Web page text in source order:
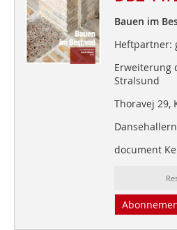
Bauen im
Heftpartner:
Erweiterung
Stralsund
Thoravej 29,
document